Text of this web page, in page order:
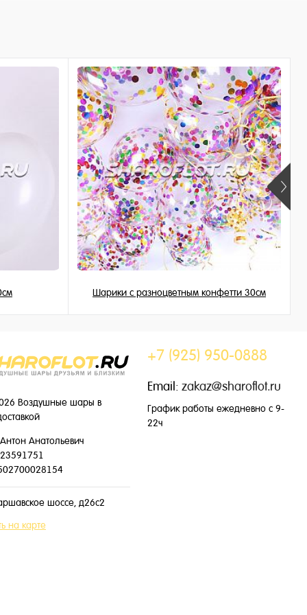
Шарики с разноцветным конфетти 30см
Воздушные шары в
Анатольевич
шоссе, д26с2
на карте
+7 (925) 950-0888
Email: zakaz@sharoflot.ru
График работы ежедневно с 9-
22ч